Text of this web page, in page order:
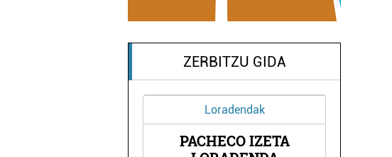
ZERBITZU GIDA
Loradendak
PACHECO IZETA